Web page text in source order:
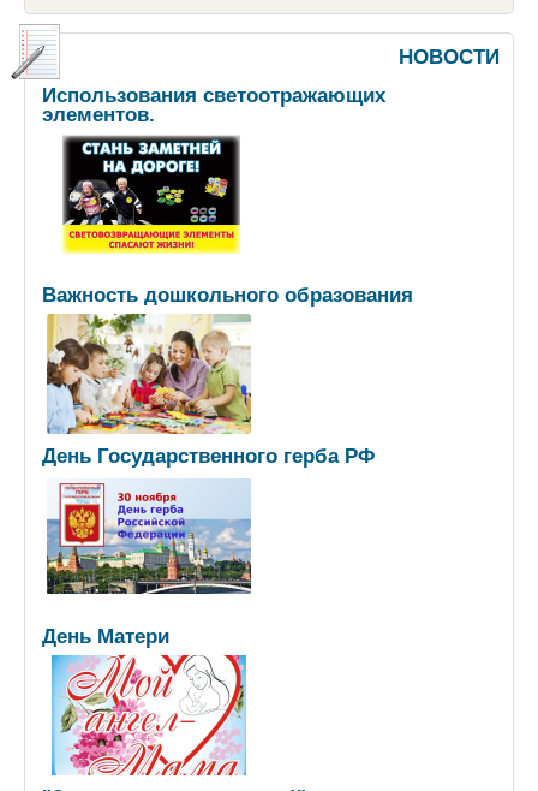
НОВОСТИ
Использования светоотражающих
элементов.
Важность дошкольного образования
День Государственного герба РФ
День Матери